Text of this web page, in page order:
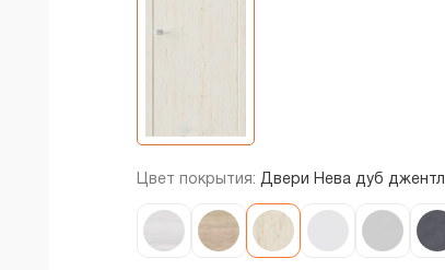
Цвет покрытия: Двери Нева дуб джентл